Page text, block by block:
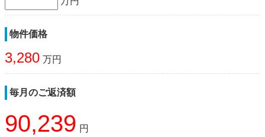
物件価格
3,280 万円
毎月のご返済額
90,239 円